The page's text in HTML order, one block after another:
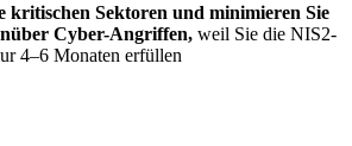
kritischen Sektoren und minimieren Sie
Cyber-Angriffen, weil Sie die NIS2-
4–6 Monaten erfüllen